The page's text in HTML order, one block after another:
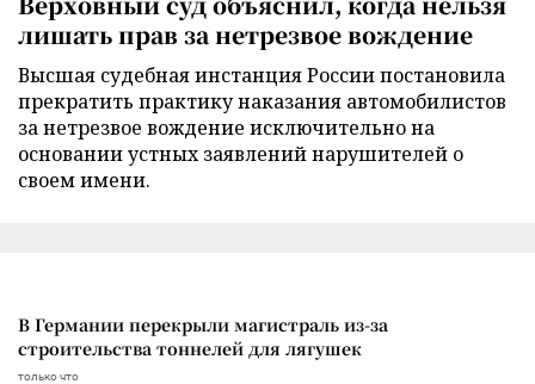
лишать прав за нетрезвое вождение
Высшая судебная инстанция России постановила
прекратить практику наказания автомобилистов
за нетрезвое вождение исключительно на
основании устных заявлений нарушителей о
своем имени.
В Германии перекрыли магистраль из-за
строительства тоннелей для лягушек
только что